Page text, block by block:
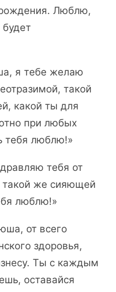
Люблю,
будет
я тебе желаю
такой
какой ты для
при любых
тебя люблю!»
тебя от
такой же сияющей
люблю!»
от всего
здоровья,
Ты с каждым
оставайся